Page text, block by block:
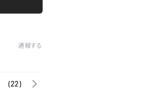
通報する
(22)